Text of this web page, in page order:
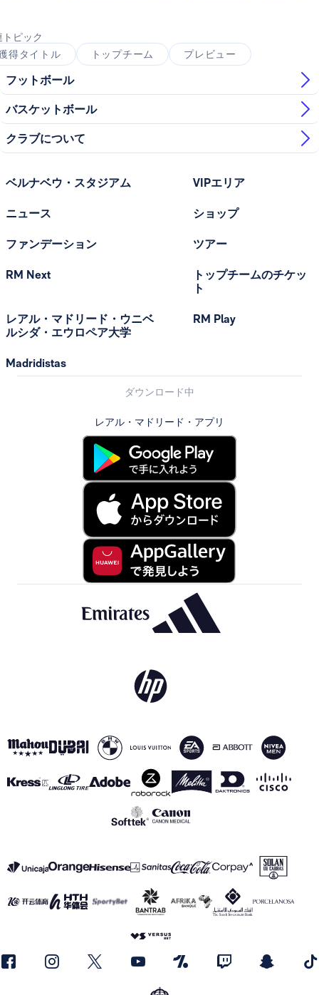
トピック
得タイトル
トップチーム プレビュー
フットボール
バスケットボール
クラブについて
ベルナベウ・スタジアム
ニュース
ファンデーション
RM Next
レアル・マドリード・ウニベ
ルシダ・エウロペア大学
Madridistas
VIPエリア
ショップ
ツアー
トップチームのチケッ
ト
RM Play
ダウンロード中
レアル・マドリード・アプリ